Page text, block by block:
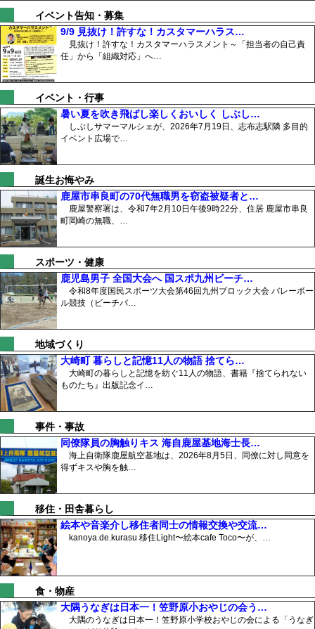
イベント告知・募集
9/9 見抜け！許すな！カスタマーハラス…
見抜け！許すな！カスタマーハラスメント～「担当者の自己責
任」から「組織対応」へ…
イベント・行事
暑い夏を吹き飛ばし楽しくおいしく しぶし…
しぶしサマーマルシェが、2026年7月19日、志布志駅隣 多目的
イベント広場で…
誕生お悔やみ
鹿屋市串良町の70代無職男を窃盗被疑者と…
鹿屋警察署は、令和7年2月10日午後9時22分、住居 鹿屋市串良
町岡崎の無職、…
スポーツ・健康
鹿児島男子 全国大会へ 国スポ九州ビーチ…
令和8年度国民スポーツ大会第46回九州ブロック大会 バレーボー
ル競技（ビーチバ…
地域づくり
大崎町 暮らしと記憶11人の物語 捨てら…
大崎町の暮らしと記憶を紡ぐ11人の物語、書籍『捨てられない
ものたち』出版記念イ…
事件・事故
同僚隊員の胸触りキス 海自鹿屋基地海士長…
海上自衛隊鹿屋航空基地は、2026年8月5日、同僚に対し同意を
得ずキスや胸を触…
移住・田舎暮らし
絵本や音楽介し移住者同士の情報交換や交流…
kanoya.de.kurasu 移住Light〜絵本cafe Toco〜が、…
食・物産
大隅うなぎは日本一！笠野原小おやじの会う…
大隅のうなぎは日本一！笠野原小学校おやじの会による「うなぎ